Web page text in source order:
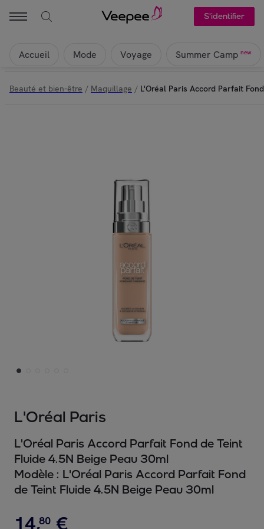
S'identifier
Accueil Mode Voyage Summer Camp new
Beauté et bien-être / Maquillage / L'Oréal Paris Accord Parfait
L'Oréal Paris
L'Oréal Paris Accord Parfait Fond de Teint
Fluide 4.5N Beige Peau 30ml
Modèle : L'Oréal Paris Accord Parfait Fond
de Teint Fluide 4.5N Beige Peau 30ml
14,80 €